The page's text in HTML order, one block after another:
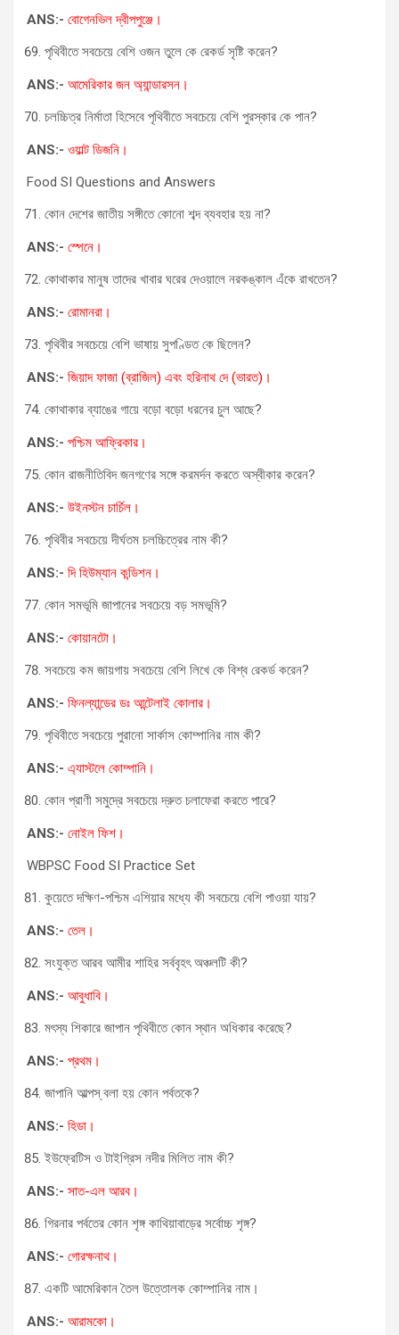
ANS:- বোগেনভিল দ্বীপপুঞ্জে।
পৃথিবীতে সবচেয়ে বেশি ওজন তুলে কে রেকর্ড সৃষ্টি করেন?
ANS:- আমেরিকার জন অ্যান্ডারসন।
চলচ্চিত্র নির্মাতা হিসেবে পৃথিবীতে সবচেয়ে বেশি পুরস্কার কে পান?
ANS:- ওয়াল্ট ডিজনি।
Food SI Questions and Answers
কোন দেশের জাতীয় সঙ্গীতে কোনো শব্দ ব্যবহার হয় না?
ANS:- স্পেনে।
কোথাকার মানুষ তাদের খাবার ঘরের দেওয়ালে নরকঙ্কাল এঁকে রাখতেন?
ANS:- রোমানরা।
পৃথিবীর সবচেয়ে বেশি ভাষায় সুপণ্ডিত কে ছিলেন?
ANS:- জিয়াদ ফাজা (ব্রাজিল) এবং হরিনাথ দে (ভারত)।
কোথাকার ব্যাঙের গায়ে বড়ো বড়ো ধরনের চুল আছে?
ANS:- পশ্চিম আফ্রিকার।
কোন রাজনীতিবিদ জনগণের সঙ্গে করমর্দন করতে অস্বীকার করেন?
ANS:- উইনস্টন চার্চিল।
পৃথিবীর সবচেয়ে দীর্ঘতম চলচ্চিত্রের নাম কী?
ANS:- দি হিউম্যান কন্ডিশন।
কোন সমভূমি জাপানের সবচেয়ে বড় সমভূমি?
ANS:- কোয়ানটো।
সবচেয়ে কম জায়গায় সবচেয়ে বেশি লিখে কে বিশ্ব রেকর্ড করেন?
ANS:- ফিনল্যান্ডের ডঃ আন্টেলাই কোলার।
পৃথিবীতে সবচেয়ে পুরানো সার্কাস কোম্পানির নাম কী?
ANS:- এ্যাস্টলে কোম্পানি।
কোন প্রাণী সমুদ্রে সবচেয়ে দ্রুত চলাফেরা করতে পারে?
ANS:- নোইল ফিশ।
WBPSC Food SI Practice Set
কুয়েতে দক্ষিণ-পশ্চিম এশিয়ার মধ্যে কী সবচেয়ে বেশি পাওয়া যায়?
ANS:- তেল।
সংযুক্ত আরব আমীর শাহির সর্ববৃহৎ অঞ্চলটি কী?
ANS:- আবুধাবি।
মৎস্য শিকারে জাপান পৃথিবীতে কোন স্থান অধিকার করেছে?
ANS:- প্রথম।
জাপানি আল্পস্ বলা হয় কোন পর্বতকে?
ANS:- হিডা।
ইউফ্রেটিস ও টাইগ্রিস নদীর মিলিত নাম কী?
ANS:- সাত-এল আরব।
গিরনার পর্বতের কোন শৃঙ্গ কাথিয়াবাড়ের সর্বোচ্চ শৃঙ্গ?
ANS:- গোরক্ষনাথ।
একটি আমেরিকান তৈল উত্তোলক কোম্পানির নাম।
ANS:- আরামকো।